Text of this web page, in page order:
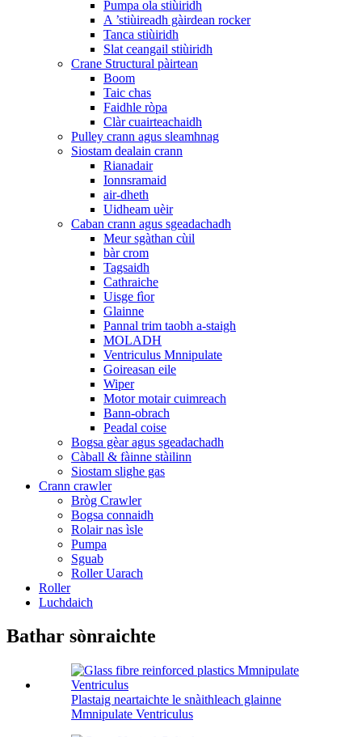
Pumpa ola stiùiridh
A ’stiùireadh gàirdean rocker
Tanca stiùiridh
Slat ceangail stiùiridh
Crane Structural pàirtean
Boom
Taic chas
Faidhle ròpa
Clàr cuairteachaidh
Pulley crann agus sleamhnag
Siostam dealain crann
Rianadair
Ionnsramaid
air-dheth
Uidheam uèir
Caban crann agus sgeadachadh
Meur sgàthan cùil
bàr crom
Tagsaidh
Cathraiche
Uisge fìor
Glainne
Pannal trim taobh a-staigh
MOLADH
Ventriculus Mnnipulate
Goireasan eile
Wiper
Motor motair cuimreach
Bann-obrach
Peadal coise
Bogsa gèar agus sgeadachadh
Càball & fàinne stàilinn
Siostam slighe gas
Crann crawler
Bròg Crawler
Bogsa connaidh
Rolair nas ìsle
Pumpa
Sguab
Roller Uarach
Roller
Luchdaich
Bathar sònraichte
Plastaig neartaichte le snàithleach glainne
Mmnipulate Ventriculus